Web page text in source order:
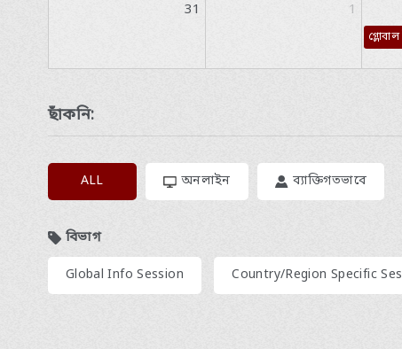
31 1
ছাঁকনি:
ALL অনলাইন ব্যাক্তিগতভাবে
বিভাগ
Global Info Session Country/Region Specific